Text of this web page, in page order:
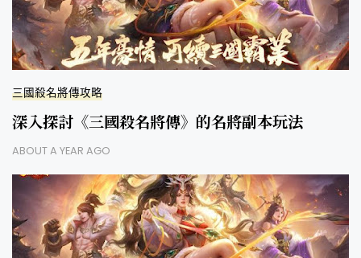
三國殺名將傳攻略
深入探討《三國殺名將傳》的名將副本玩法
ABOUT A YEAR AGO